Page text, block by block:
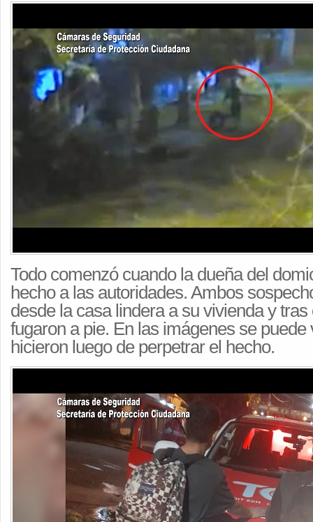
Todo comenzó cuando la dueña del
hecho a las autoridades. Ambos
desde la casa lindera a su vivienda y
fugaron a pie. En las imágenes se
hicieron luego de perpetrar el hecho.